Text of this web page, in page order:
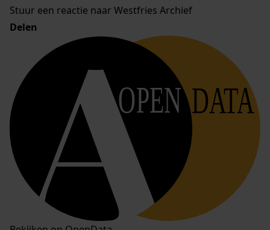
Stuur een reactie naar Westfries Archief
Delen
OPEN DATA